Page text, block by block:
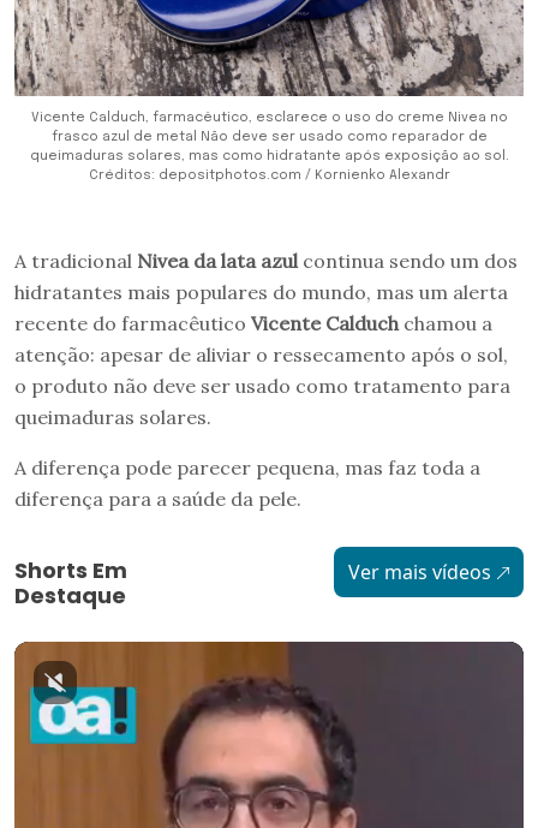
Vicente Calduch, farmacêutico, esclarece o uso do creme Nivea no
frasco azul de metal Não deve ser usado como reparador de
queimaduras solares, mas como hidratante após exposição ao sol.
Créditos: depositphotos.com / Kornienko Alexandr
A tradicional Nivea da lata azul continua sendo um dos
hidratantes mais populares do mundo, mas um alerta
recente do farmacêutico Vicente Calduch chamou a
atenção: apesar de aliviar o ressecamento após o sol,
o produto não deve ser usado como tratamento para
queimaduras solares.
A diferença pode parecer pequena, mas faz toda a
diferença para a saúde da pele.
Shorts Em
Destaque
Ver mais vídeos